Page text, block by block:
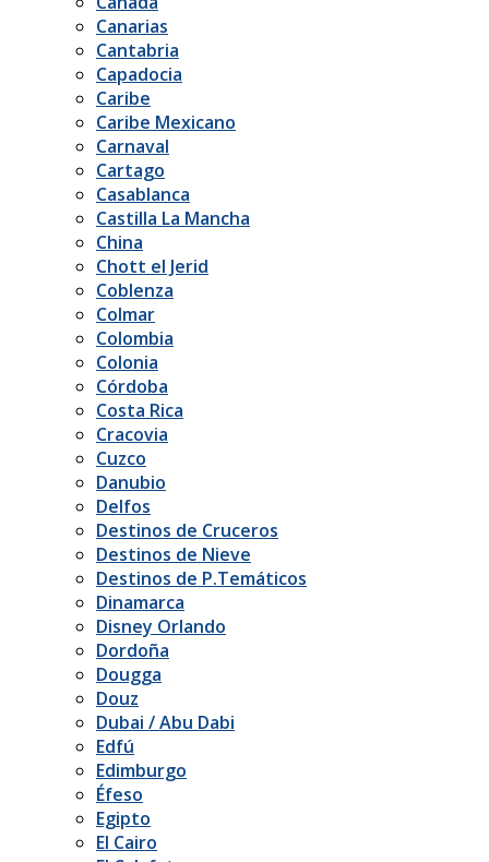
Canarias
Cantabria
Capadocia
Caribe
Caribe Mexicano
Carnaval
Cartago
Casablanca
Castilla La Mancha
China
Chott el Jerid
Coblenza
Colmar
Colombia
Colonia
Córdoba
Costa Rica
Cracovia
Cuzco
Danubio
Delfos
Destinos de Cruceros
Destinos de Nieve
Destinos de P.Temáticos
Dinamarca
Disney Orlando
Dordoña
Dougga
Douz
Dubai / Abu Dabi
Edfú
Edimburgo
Éfeso
Egipto
El Cairo